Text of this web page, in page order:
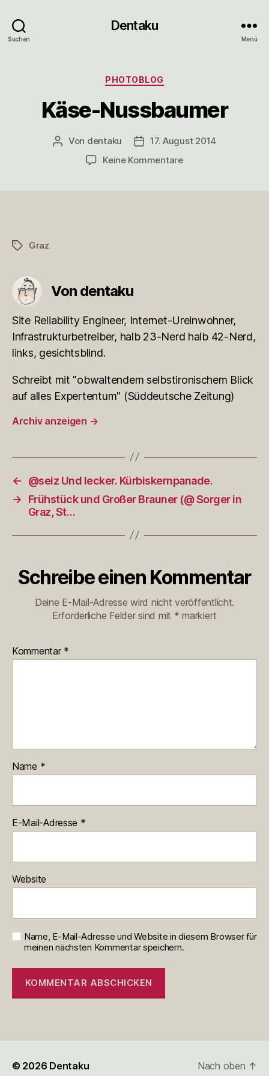
Suchen
Dentaku
Menü
Kategorien
PHOTOBLOG
Käse-Nussbaumer
Beitragsautor
Von dentaku Veröffentlichungsdatum
17. August 2014
Keine Kommentarezu
Schlagwörter
Graz
Von dentaku
Site Reliability Engineer, Internet-Ureinwohner,
Infrastrukturbetreiber, halb 23-Nerd halb 42-Nerd,
links, gesichtsblind.
Schreibt mit "obwaltendem selbstironischem Blick
auf alles Expertentum" (Süddeutsche Zeitung)
Archiv anzeigen →
←
@seiz Und lecker. Kürbiskernpanade.
→
Frühstück und Großer Brauner (@ Sorger in
Graz, St…
Schreibe einen Kommentar
Deine E-Mail-Adresse wird nicht veröffentlicht.
Erforderliche Felder sind mit * markiert
Kommentar *
Name *
E-Mail-Adresse *
Website
Name, E-Mail-Adresse und Website in diesem Browser für
meinen nächsten Kommentar speichern.
© 2026 Dentaku Nach oben ↑